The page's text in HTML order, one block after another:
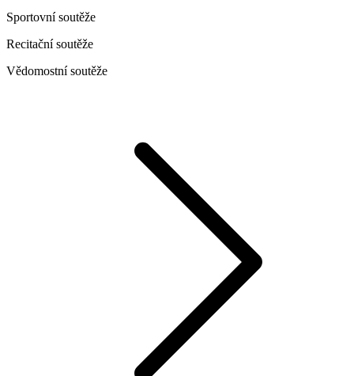
Sportovní soutěže
Recitační soutěže
Vědomostní soutěže